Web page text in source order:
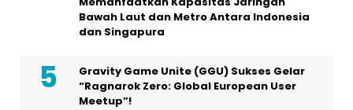
Bawah Laut dan Metro Antara Indonesia
dan Singapura
Gravity Game Unite (GGU) Sukses Gelar
“Ragnarok Zero: Global European User
Meetup”!